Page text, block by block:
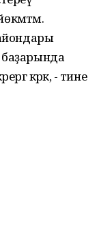
баҙарында
кәрәк, - тине